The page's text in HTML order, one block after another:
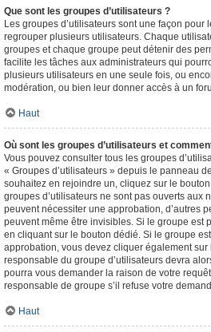
Que sont les groupes d’utilisateurs ?
Les groupes d’utilisateurs sont une façon pour
regrouper plusieurs utilisateurs. Chaque
groupes et chaque groupe peut détenir des
facilite les tâches aux administrateurs qui
plusieurs utilisateurs en une seule fois, ou
modération, ou bien leur donner accès à un
Haut
Où sont les groupes d’utilisateurs et
Vous pouvez consulter tous les groupes
« Groupes d’utilisateurs » depuis le panneau
souhaitez en rejoindre un, cliquez sur le
groupes d’utilisateurs ne sont pas ouverts aux
peuvent nécessiter une approbation, d’autres
peuvent même être invisibles. Si le groupe est
en cliquant sur le bouton dédié. Si le groupe
approbation, vous devez cliquer également
responsable du groupe d’utilisateurs devra
pourra vous demander la raison de votre
responsable de groupe s’il refuse votre
Haut